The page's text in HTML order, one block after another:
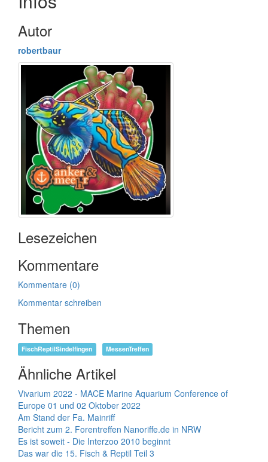
Autor
robertbaur
Lesezeichen
Kommentare
Kommentare (0)
Kommentar schreiben
Themen
FischReptilSindelfingen MessenTreffen
Ähnliche Artikel
Vivarium 2022 - MACE Marine Aquarium Conference of
Europe 01 und 02 Oktober 2022
Am Stand der Fa. Mainriff
Bericht zum 2. Forentreffen Nanoriffe.de in NRW
Es ist soweit - Die Interzoo 2010 beginnt
Das war die 15. Fisch & Reptil Teil 3